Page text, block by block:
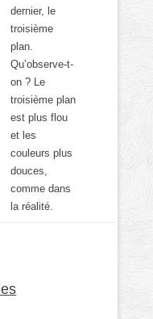
dernier, le
troisième
plan.
Qu’observe-t-
on ? Le
troisième plan
est plus flou
et les
couleurs plus
douces,
comme dans
la réalité.